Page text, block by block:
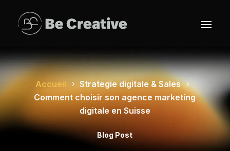
Accueil
Strategie digitale & Sales
Comment choisir son agence marketing
digitale en Suisse
Blog Post